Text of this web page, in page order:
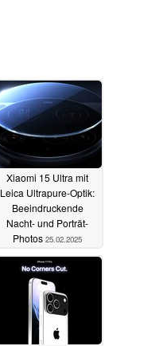
Xiaomi 15 Ultra mit
Leica Ultrapure-Optik:
Beeindruckende
Nacht- und Porträt-
Photos 25.02.2025